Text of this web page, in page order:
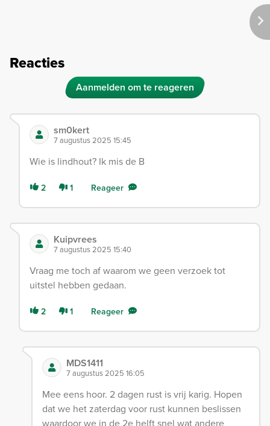
Reacties
Aanmelden om te reageren
sm0kert
7 augustus 2025 15:45
Wie is lindhout? Ik mis de B
2 1 Reageer
Kuipvrees
7 augustus 2025 15:40
Vraag me toch af waarom we geen verzoek tot
uitstel hebben gedaan.
2 1 Reageer
MDS1411
7 augustus 2025 16:05
Mee eens hoor. 2 dagen rust is vrij karig. Hopen
dat we het zaterdag voor rust kunnen beslissen
waardoor we in de 2e helft snel wat andere